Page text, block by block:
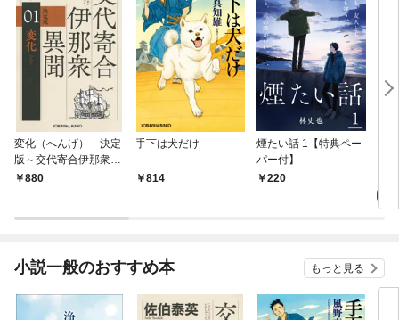
変化（へんげ） 決定
版～交代寄合伊那衆異
聞（1）～
880
手下は犬だけ
814
煙たい話 1【特典ペー
パー付】
220
小説一般のおすすめ本 もっと見る